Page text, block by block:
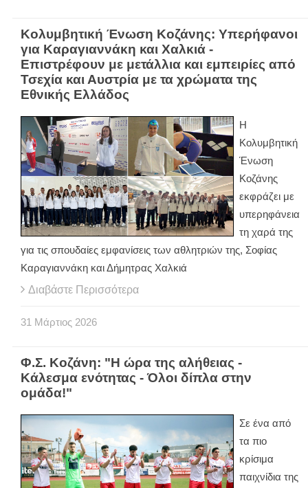
Κολυμβητική Ένωση Κοζάνης: Υπερήφανοι
για Καραγιαννάκη και Χαλκιά -
Επιστρέφουν με μετάλλια και εμπειρίες από
Τσεχία και Αυστρία με τα χρώματα της
Εθνικής Ελλάδος
Η
Κολυμβητική
Ένωση
Κοζάνης
εκφράζει με
υπερηφάνεια
τη χαρά της
για τις σπουδαίες εμφανίσεις των αθλητριών της, Σοφίας
Καραγιαννάκη και Δήμητρας Χαλκιά
Διαβάστε Περισσότερα
31 Μάρτιος 2026
Φ.Σ. Κοζάνη: "Η ώρα της αλήθειας -
Κάλεσμα ενότητας - Όλοι δίπλα στην
ομάδα!"
Σε ένα από
τα πιο
κρίσιμα
παιχνίδια της